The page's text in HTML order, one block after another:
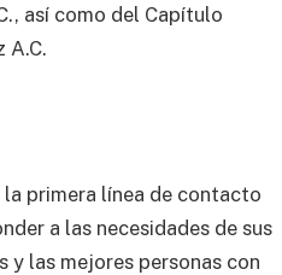
así como del Capítulo
A.C.
primera línea de contacto
a las necesidades de sus
y las mejores personas con